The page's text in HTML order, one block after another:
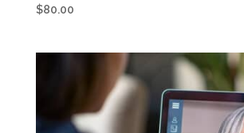
$80.00